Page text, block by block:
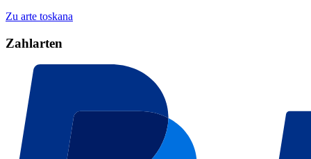
Zu arte toskana
Zahlarten